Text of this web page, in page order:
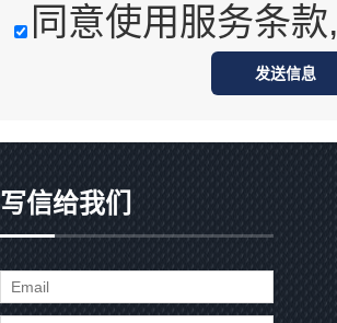
同意使用服务条款,
发送信息
写信给我们